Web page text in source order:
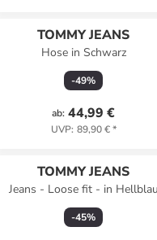
TOMMY JEANS
Hose in Schwarz
-49%
ab: 44,99 €
UVP: 89,90 €*
TOMMY JEANS
Jeans - Loose fit - in Hellblau
-45%